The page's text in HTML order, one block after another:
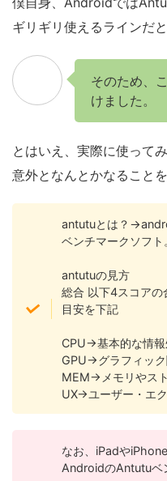
ギリギリ使えるラインだ
そのため、
けました。
とはいえ、実際に使ってみ
意外となんとかなることを
antutuとは？
ベンチマークソフト
antutuの見方
総合 以下4スコアの
目安を下記
CPU→基本的な情報
GPU→グラフィッ
MEM→メモリやス
UX→ユーザー・エ
なお、iPadや
AndroidのAntutuベ